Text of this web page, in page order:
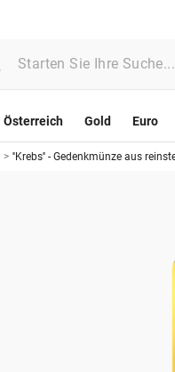
Österreich Gold Euro
> ''Krebs'' - Gedenkmünze aus